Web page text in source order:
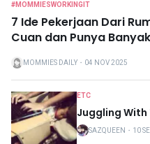
#MOMMIESWORKINGIT
7 Ide Pekerjaan Dari
Cuan dan Punya
MOMMIES DAILY ・ 04 NOV 2025
ETC
Juggling With
SAZQUEEN ・ 10